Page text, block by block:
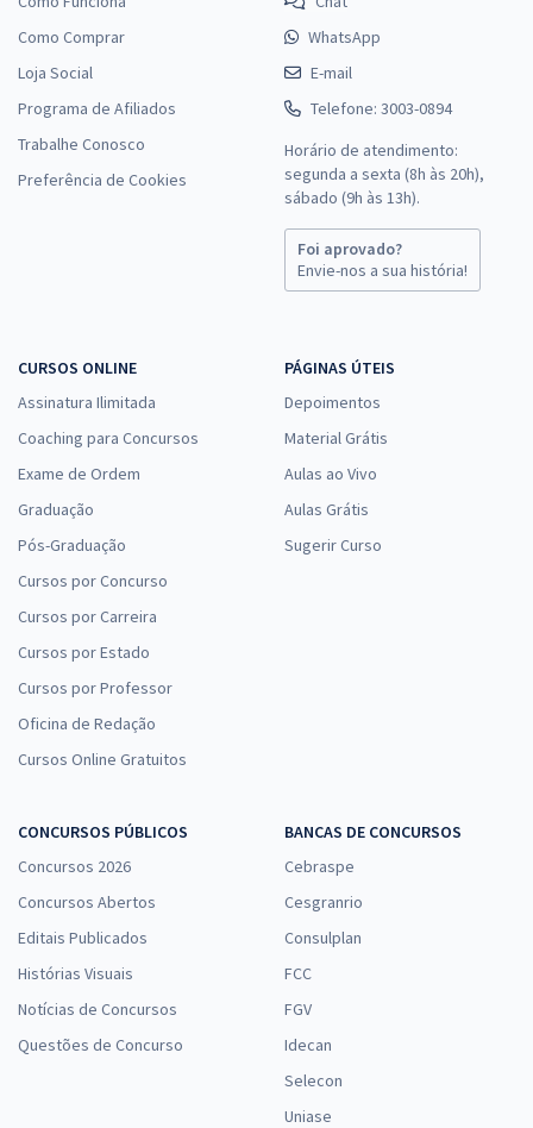
Como Comprar
Loja Social
Programa de Afiliados
Trabalhe Conosco
Preferência de Cookies
WhatsApp
E-mail
Telefone: 3003-0894
Horário de atendimento:
segunda a sexta (8h às 20h),
sábado (9h às 13h).
Foi aprovado?
Envie-nos a sua história!
CURSOS ONLINE
Assinatura Ilimitada
Coaching para Concursos
Exame de Ordem
Graduação
Pós-Graduação
Cursos por Concurso
Cursos por Carreira
Cursos por Estado
Cursos por Professor
Oficina de Redação
Cursos Online Gratuitos
PÁGINAS ÚTEIS
Depoimentos
Material Grátis
Aulas ao Vivo
Aulas Grátis
Sugerir Curso
CONCURSOS PÚBLICOS
Concursos 2026
Concursos Abertos
Editais Publicados
Histórias Visuais
Notícias de Concursos
Questões de Concurso
BANCAS DE CONCURSOS
Cebraspe
Cesgranrio
Consulplan
FCC
FGV
Idecan
Selecon
Uniase